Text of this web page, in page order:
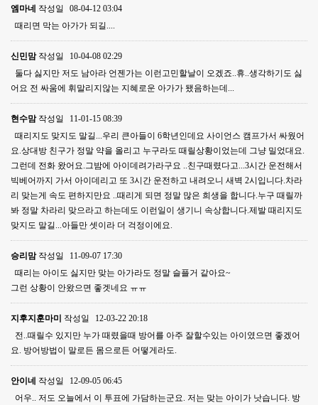
엠마네 작성일
08-04-12 03:04
때리면 막는 아가가 되길....
신민맘 작성일
10-04-08 02:29
둘다 싫지만 저도 남아라 언젠가는 이런고민할날이 오겠죠..휴..생각하기도 싫
어요 전 싸움에 휘말리지않는 지혜로운 아가가 됐음하는데...
현수맘 작성일
11-01-15 08:39
때리지도 맞지도 말길...우리 큰아들이 6학년인데요 사이언스 캠프가서 싸웠어
요.상대방 친구가 정말 약을 올리고 누구라도 때릴상황이었는데 그냥 밀었대요.
그런데 전화 왔어요.그밤에 아이데려가라구요 ..친구때렸다고...3시간 운전해서
빅베어까지 가서 아이데리고 또 3시간 운전하고 내려오니 새벽 2시입니다.차라
리 맞는게 속도 편하지만요 ..때리게 되면 정말 많은 희생을 합니다.누구 때릴까
봐 정말 차라리 맞으라고 하는데도 이런일이 생기니 속상합니다.제발 때리지도
맞지도 말길...아들만 셋이라 더 걱정이에요.
승리맘 작성일
11-09-07 17:30
때리는 아이도 싫지만 맞는 아가라도 정말 슬플거 같아요~
그런 상황이 안왔으면 좋겟네요 ㅠㅠ
지후지훈마미 작성일
12-03-22 20:18
전..때릴수 있지만 누가 때렸을때 방어를 아주 잘할수있는 아이였으면 좋겠어
요. 방어방법이 말로든 몸으로든 어떻게라도.
안이네 작성일
12-09-05 06:45
어우.. 저도 오늘에서 이 투표에 가담하는군요. 저는 맞는 아이가 낫습니다. 방